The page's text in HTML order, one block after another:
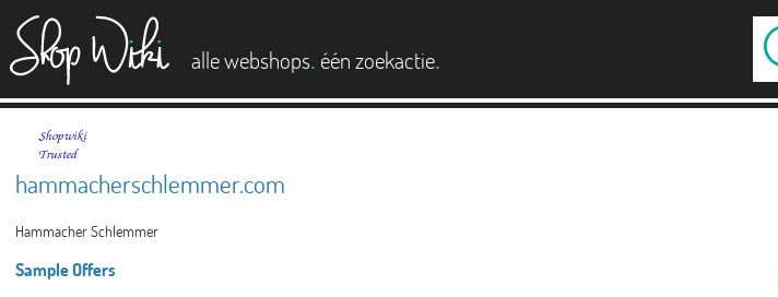
alle webshops. één zoekactie.
hammacherschlemmer.com
Hammacher Schlemmer
Sample Offers